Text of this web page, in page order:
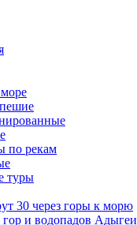
по рекам
туры
30 через горы к морю
и водопадов Адыгеи